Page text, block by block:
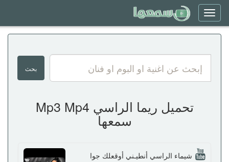
Toggle
navigation
تحميل ريما الراسي Mp3 Mp4
سمعها
شيماء الراسي أنطيـني أوقعلك جوا